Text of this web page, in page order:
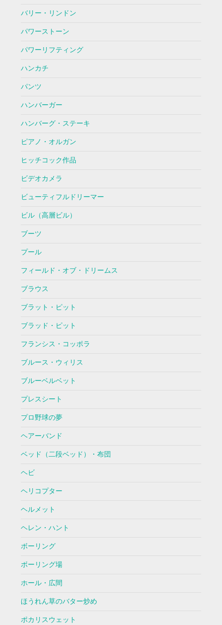
バリー・リンドン
パワーストーン
パワーリフティング
ハンカチ
パンツ
ハンバーガー
ハンバーグ・ステーキ
ピアノ・オルガン
ヒッチコック作品
ビデオカメラ
ビューティフルドリーマー
ビル（高層ビル）
ブーツ
プール
フィールド・オブ・ドリームス
ブラウス
ブラット・ピット
ブラッド・ピット
フランシス・コッポラ
ブルース・ウィリス
ブルーベルベット
プレスシート
プロ野球の夢
ヘアーバンド
ベッド（二段ベッド）・布団
ヘビ
ヘリコプター
ヘルメット
ヘレン・ハント
ボーリング
ボーリング場
ホール・広間
ほうれん草のバター炒め
ポカリスウェット